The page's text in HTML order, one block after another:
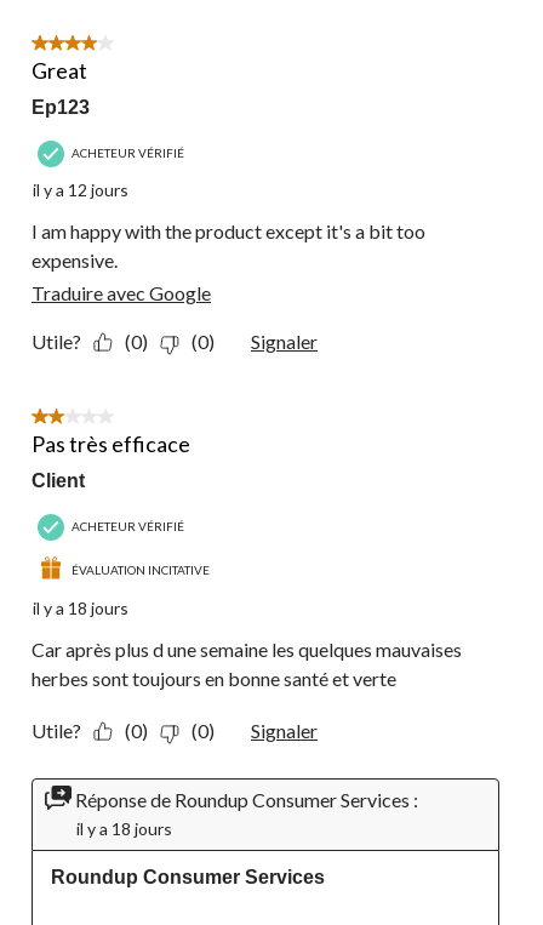
4 étoile(s) sur 5.
Great
Ep123
ACHETEUR VÉRIFIÉ
il y a 12 jours
I am happy with the product except it's a bit too
expensive.
Traduire avec Google
Utile? (0) (0) Signaler
2 étoile(s) sur 5.
Pas très efficace
Client
ACHETEUR VÉRIFIÉ
ÉVALUATION INCITATIVE
il y a 18 jours
Car après plus d une semaine les quelques mauvaises
herbes sont toujours en bonne santé et verte
Utile? (0) (0) Signaler
Réponse de Roundup Consumer Services :
il y a 18 jours
Roundup Consumer Services